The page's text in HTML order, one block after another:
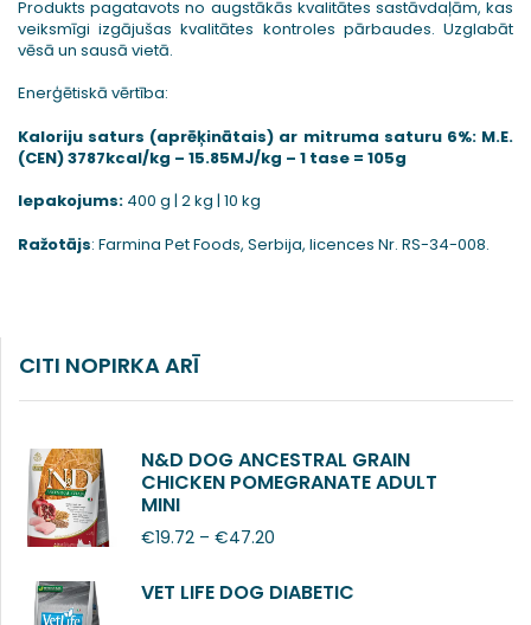
Produkts pagatavots no augstākās kvalitātes sastāvdaļām, kas
veiksmīgi izgājušas kvalitātes kontroles pārbaudes. Uzglabāt
vēsā un sausā vietā.
Enerģētiskā vērtība:
Kaloriju saturs (aprēķinātais) ar mitruma saturu 6%: M.E.
(CEN) 3787kcal/kg – 15.85MJ/kg – 1 tase = 105g
Iepakojums: 400 g | 2 kg | 10 kg
Ražotājs: Farmina Pet Foods, Serbija, licences Nr. RS-34-008.
CITI NOPIRKA ARĪ
N&D DOG ANCESTRAL GRAIN
CHICKEN POMEGRANATE ADULT
MINI
€19.72 – €47.20
VET LIFE DOG DIABETIC